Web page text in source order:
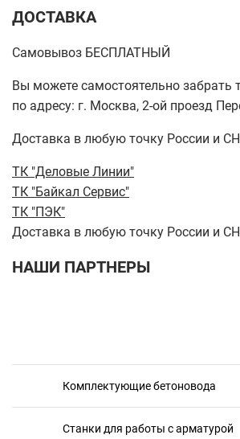
ДОСТАВКА
Самовывоз БЕСПЛАТНЫЙ
Вы можете самостоятельно забрать
по адресу: г. Москва, 2-ой проезд
Доставка в любую точку России и
ТК "Деловые Линии"
ТК "Байкал Сервис"
ТК "ПЭК"
Доставка в любую точку России и
НАШИ ПАРТНЕРЫ
Комплектующие бетоновода
Станки для работы с арматурой